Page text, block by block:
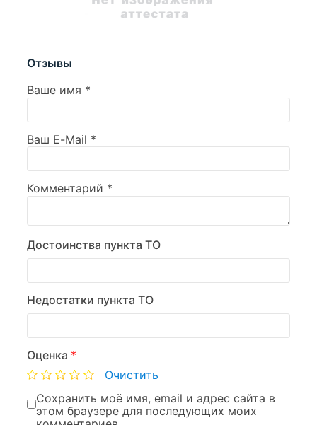
Отзывы
Ваше имя *
Ваш E-Mail *
Комментарий *
Достоинства пункта ТО
Недостатки пункта ТО
Оценка *
Очистить
Сохранить моё имя, email и адрес сайта в
этом браузере для последующих моих